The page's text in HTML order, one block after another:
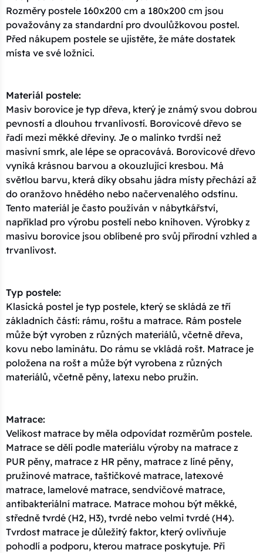
Rozměry postele 160x200 cm a 180x200 cm jsou
považovány za standardní pro dvoulůžkovou postel.
Před nákupem postele se ujistěte, že máte dostatek
místa ve své ložnici.
Materiál postele:
Masiv borovice je typ dřeva, který je známý svou dobrou
pevností a dlouhou trvanlivostí. Borovicové dřevo se
řadí mezi měkké dřeviny. Je o malinko tvrdší než
masivní smrk, ale lépe se opracovává. Borovicové dřevo
vyniká krásnou barvou a okouzlující kresbou. Má
světlou barvu, která díky obsahu jádra místy přechází až
do oranžovo hnědého nebo načervenalého odstínu.
Tento materiál je často používán v nábytkářství,
například pro výrobu postelí nebo knihoven. Výrobky z
masivu borovice jsou oblíbené pro svůj přírodní vzhled a
trvanlivost.
Typ postele:
Klasická postel je typ postele, který se skládá ze tří
základních částí: rámu, roštu a matrace. Rám postele
může být vyroben z různých materiálů, včetně dřeva,
kovu nebo laminátu. Do rámu se vkládá rošt. Matrace je
položena na rošt a může být vyrobena z různých
materiálů, včetně pěny, latexu nebo pružin.
Matrace:
Velikost matrace by měla odpovídat rozměrům postele.
Matrace se dělí podle materiálu výroby na matrace z
PUR pěny, matrace z HR pěny, matrace z líné pěny,
pružinové matrace, taštičkové matrace, latexové
matrace, lamelové matrace, sendvičové matrace,
antibakteriální matrace. Matrace mohou být měkké,
středně tvrdé (H2, H3), tvrdé nebo velmi tvrdé (H4).
Tvrdost matrace je důležitý faktor, který ovlivňuje
pohodlí a podporu, kterou matrace poskytuje. Při